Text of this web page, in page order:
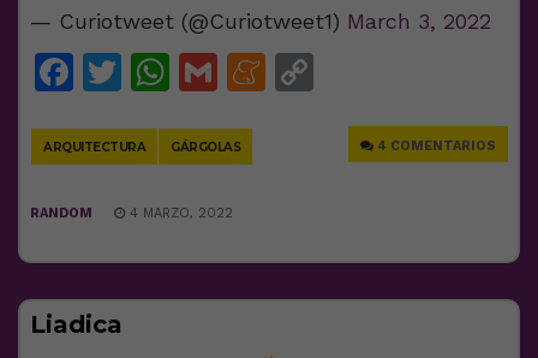
— Curiotweet (@Curiotweet1) March 3, 2022
Facebook
Twitter
WhatsApp
GmailMeneame
ARQUITECTURA GÁRGOLAS 4 COMENTARIOS
RANDOM 4 MARZO, 2022
Liadica